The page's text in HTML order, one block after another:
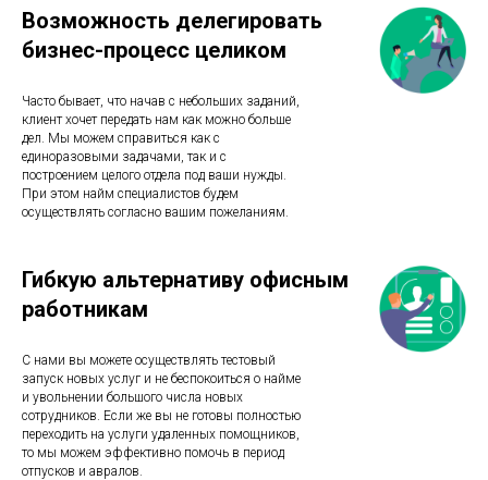
Возможность делегировать
бизнес-процесс целиком
Часто бывает, что начав с небольших заданий,
клиент хочет передать нам как можно больше
дел. Мы можем справиться как с
единоразовыми задачами, так и с
построением целого отдела под ваши нужды.
При этом найм специалистов будем
осуществлять согласно вашим пожеланиям.
Гибкую альтернативу офисным
работникам
С нами вы можете осуществлять тестовый
запуск новых услуг и не беспокоиться о найме
и увольнении большого числа новых
сотрудников. Если же вы не готовы полностью
переходить на услуги удаленных помощников,
то мы можем эффективно помочь в период
отпусков и авралов.